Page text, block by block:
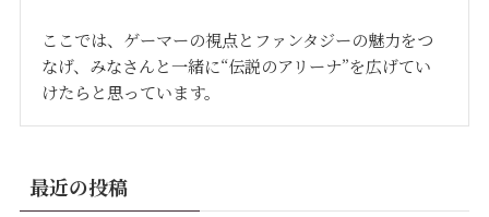
ここでは、ゲーマーの視点とファンタジーの魅力をつ
なげ、みなさんと一緒に“伝説のアリーナ”を広げてい
けたらと思っています。
最近の投稿